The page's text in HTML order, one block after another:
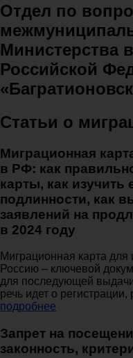
Отдел по
Министерства
Российской
Статьи о
Миграционная
в РФ: как
карты, как изучить
подлинности, как
заявлений на
в 2024 году
Миграционная карта
Россию – ключевой
для последующей
речь идет о
подробнее
Запрет на
законность,